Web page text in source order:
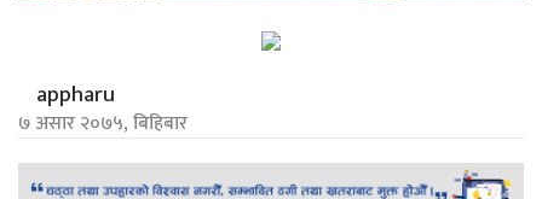
appharu
७ असार २०७५, बिहिबार